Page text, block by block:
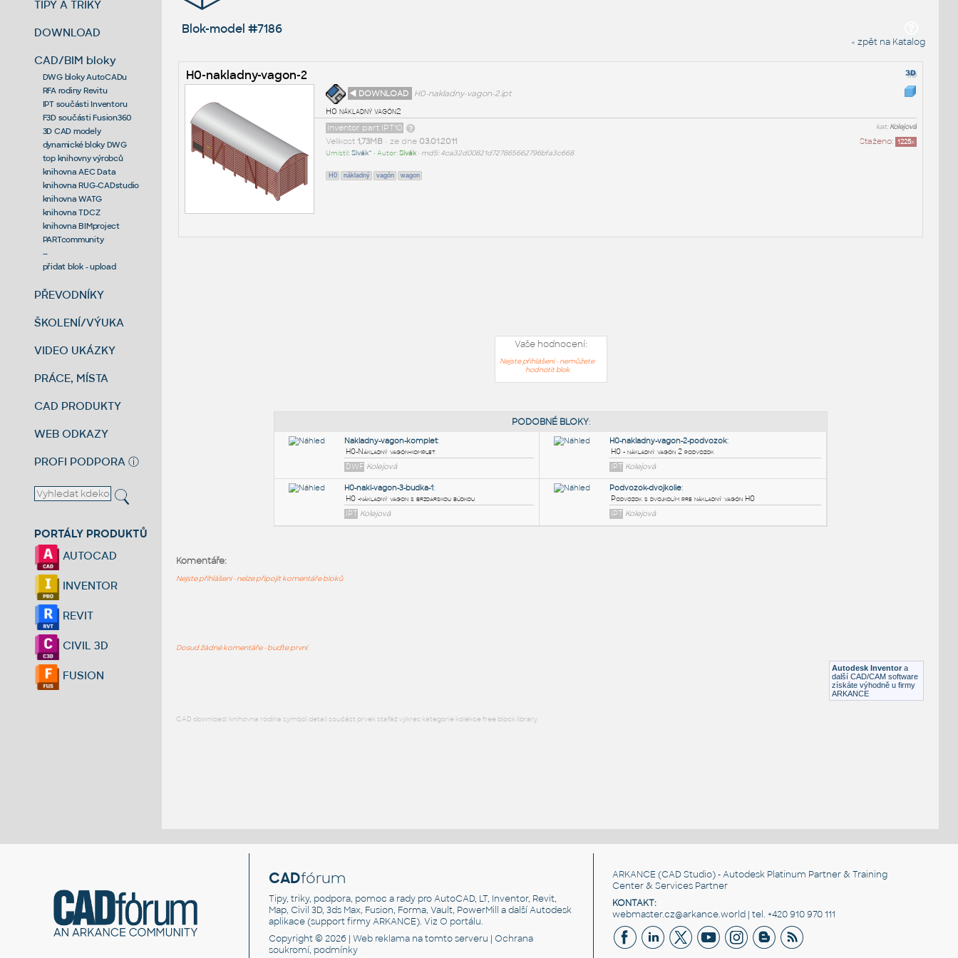
TIPY A TRIKY
DOWNLOAD
CAD/BIM bloky
DWG bloky AutoCADu
RFA rodiny Revitu
IPT součásti Inventoru
F3D součásti Fusion360
3D CAD modely
dynamické bloky DWG
top knihovny výrobců
knihovna AEC Data
knihovna RUG-CADstudio
knihovna WATG
knihovna TDCZ
knihovna BIMproject
PARTcommunity
--
přidat blok - upload
PŘEVODNÍKY
ŠKOLENÍ/VÝUKA
VIDEO UKÁZKY
PRÁCE, MÍSTA
CAD PRODUKTY
WEB ODKAZY
PROFI PODPORA ⓘ
PORTÁLY PRODUKTŮ
AUTOCAD
INVENTOR
REVIT
CIVIL 3D
FUSION
Blok-model #7186
« zpět na Katalog
H0-nakladny-vagon-2
◄ DOWNLOAD
H0-nakladny-vagon-2.ipt
H0 nákladný vagón2
kat:Kolejová
Inventor part IPT10
Staženo: 1225x
Velikost 1,73MB• ze dne 03.01.2011
Umístil:Sivák^ • Autor:Sivák• md5: 4ca32d00821d727865662796bfa3c668
H0 nákladný vagón wagon
Vaše hodnocení:
Nejste přihlášeni - nemůžete
hodnotit blok
Autodesk Inventor a
další CAD/CAM software
získáte výhodně u firmy
ARKANCE
Komentáře:
Nejste přihlášeni - nelze připojit komentáře bloků
Dosud žádné komentáře - buďte první
CAD download: knihovna rodina symbol detail součást prvek stafáž výkres kategorie kolekce free block library
CADfórum
Tipy, triky, podpora, pomoc a rady pro AutoCAD, LT, Inventor, Revit,
Map, Civil 3D, 3ds Max, Fusion, Forma, Vault, PowerMill a další Autodesk
aplikace (support firmy ARKANCE). VizO portálu.
Copyright © 2026 |Web reklama na tomto serveru |Ochrana
soukromí, podmínky
ARKANCE (CAD Studio) - Autodesk Platinum Partner & Training
Center & Services Partner
KONTAKT:
webmaster.cz@arkance.world | tel. +420 910 970 111